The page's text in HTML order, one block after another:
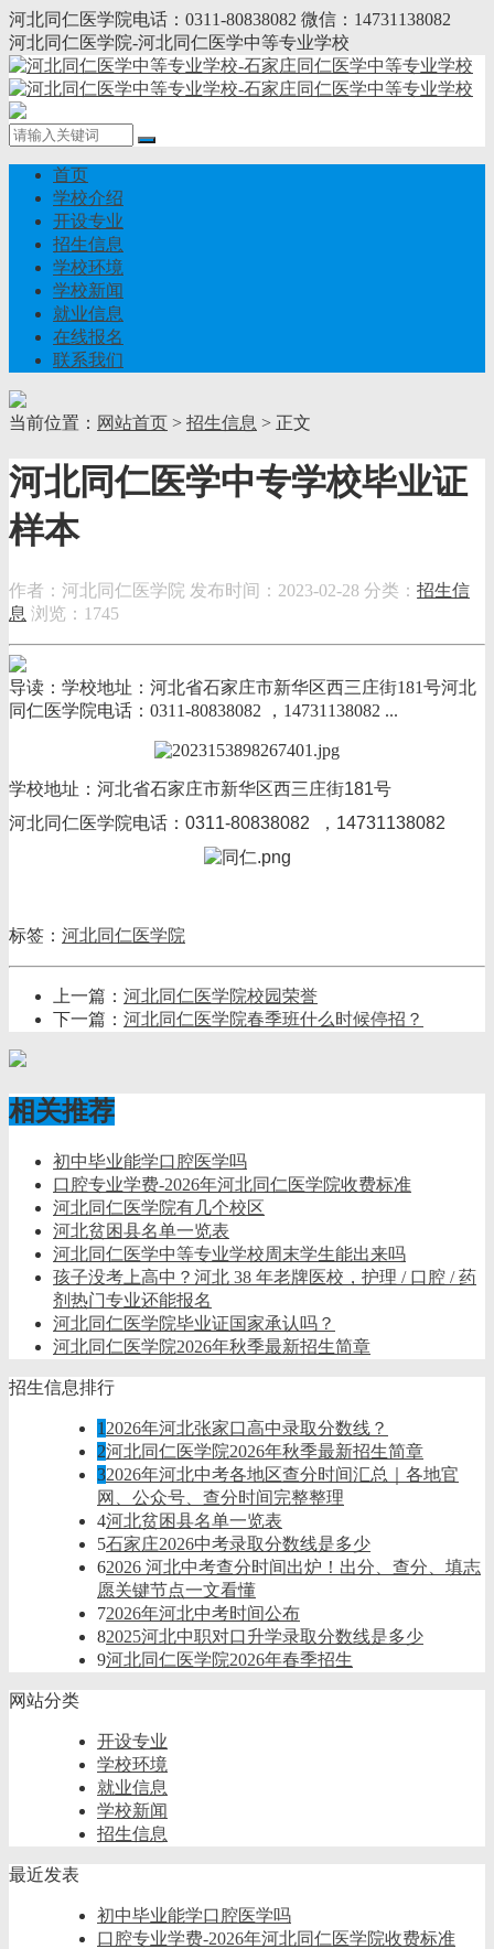
河北同仁医学院电话：0311-80838082 微信：14731138082
河北同仁医学院-河北同仁医学中等专业学校
首页
学校介绍
开设专业
招生信息
学校环境
学校新闻
就业信息
在线报名
联系我们
当前位置： 网站首页 > 招生信息 > 正文
河北同仁医学中专学校毕业证
样本
作者：河北同仁医学院 发布时间：2023-02-28 分类： 招生信
息 浏览：1745
导读：学校地址：河北省石家庄市新华区西三庄街181号河北
同仁医学院电话：0311-80838082 ，14731138082 ...
学校地址：河北省石家庄市新华区西三庄街181号
河北同仁医学院电话：0311-80838082 ，14731138082
标签： 河北同仁医学院
上一篇： 河北同仁医学院校园荣誉
下一篇： 河北同仁医学院春季班什么时候停招？
相关推荐
初中毕业能学口腔医学吗
口腔专业学费-2026年河北同仁医学院收费标准
河北同仁医学院有几个校区
河北贫困县名单一览表
河北同仁医学中等专业学校周末学生能出来吗
孩子没考上高中？河北 38 年老牌医校，护理 / 口腔 / 药
剂热门专业还能报名
河北同仁医学院毕业证国家承认吗？
河北同仁医学院2026年秋季最新招生简章
招生信息排行
1 2026年河北张家口高中录取分数线？
2河北同仁医学院2026年秋季最新招生简章
32026年河北中考各地区查分时间汇总｜各地官
网、公众号、查分时间完整整理
4河北贫困县名单一览表
5石家庄2026中考录取分数线是多少
62026 河北中考查分时间出炉！出分、查分、填志
愿关键节点一文看懂
72026年河北中考时间公布
82025河北中职对口升学录取分数线是多少
9河北同仁医学院2026年春季招生
网站分类
开设专业
学校环境
就业信息
学校新闻
招生信息
最近发表
初中毕业能学口腔医学吗
口腔专业学费-2026年河北同仁医学院收费标准